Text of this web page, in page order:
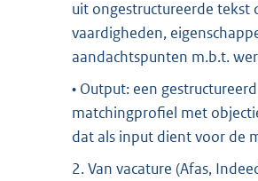
uit ongestructureerde tekst
vaardigheden,
aandachtspunten m.b.t.
• Output: een gestructureerd
matchingprofiel met
dat als input dient voor de
2. Van vacature (Afas,